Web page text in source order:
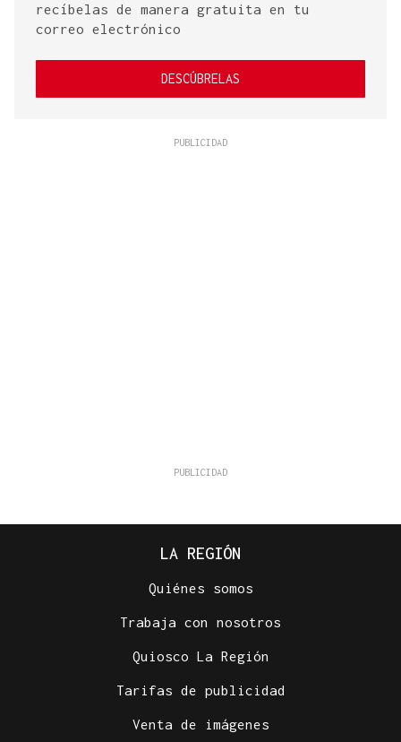
recíbelas de manera gratuita en tu
correo electrónico
DESCÚBRELAS
LA REGIÓN
Quiénes somos
Trabaja con nosotros
Quiosco La Región
Tarifas de publicidad
Venta de imágenes